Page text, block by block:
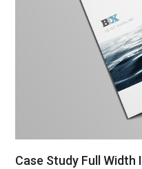
Case Study Full Width I